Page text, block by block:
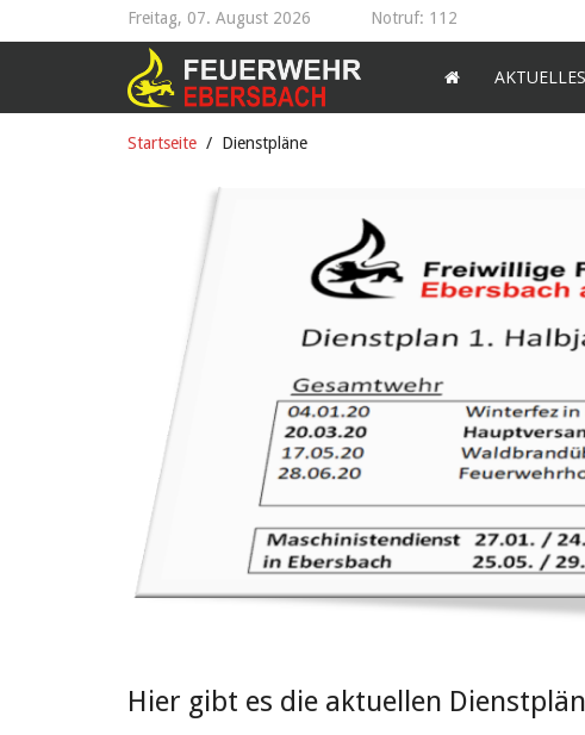
Freitag, 07. August 2026 Notruf: 112
AKTUELLES
Startseite Dienstpläne
Hier gibt es die aktuellen